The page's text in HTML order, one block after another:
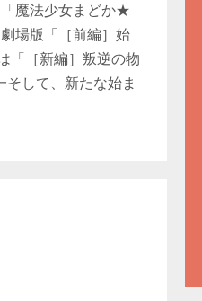
魔法少女まどか★
場版「［前編］始
「［新編］叛逆の物
して、新たな始ま